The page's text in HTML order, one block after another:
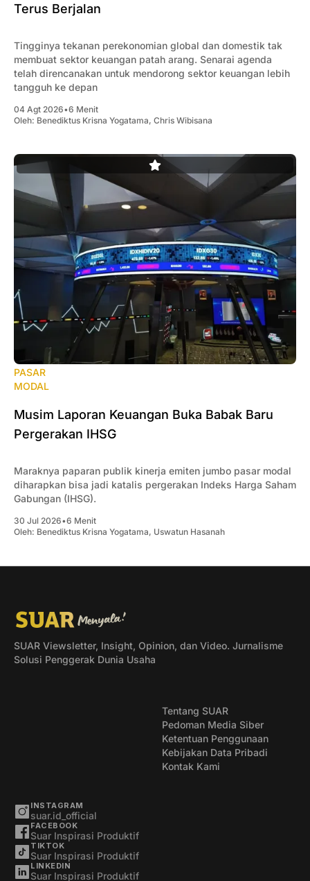
Terus Berjalan
Tingginya tekanan perekonomian global dan domestik tak
membuat sektor keuangan patah arang. Senarai agenda
telah direncanakan untuk mendorong sektor keuangan lebih
tangguh ke depan
04 Agt 2026•6 Menit
Oleh: Benediktus Krisna Yogatama, Chris Wibisana
PASAR
MODAL
‎Musim Laporan Keuangan Buka Babak Baru
Pergerakan IHSG
Maraknya paparan publik kinerja emiten jumbo pasar modal
diharapkan bisa jadi katalis pergerakan Indeks Harga Saham
Gabungan (IHSG).
30 Jul 2026•6 Menit
Oleh: Benediktus Krisna Yogatama, Uswatun Hasanah
SUAR Viewsletter, Insight, Opinion, dan Video. Jurnalisme
Solusi Penggerak Dunia Usaha
Tentang SUAR
Pedoman Media Siber
Ketentuan Penggunaan
Kebijakan Data Pribadi
Kontak Kami
INSTAGRAM
suar.id_official
FACEBOOK
Suar Inspirasi Produktif
TIKTOK
Suar Inspirasi Produktif
LINKEDIN
Suar Inspirasi Produktif